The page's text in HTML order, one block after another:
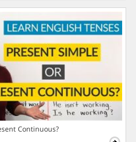
Continuous?